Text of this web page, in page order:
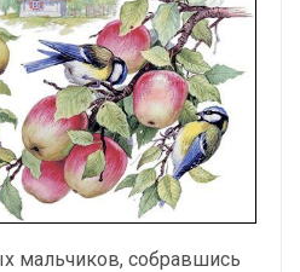
мальчиков, собравшись